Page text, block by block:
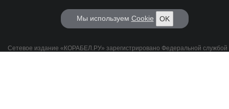
Сетевое издание «КОРАБЕЛ.РУ» зарегистрировано Федеральной службой
Мы используем Cookie OK